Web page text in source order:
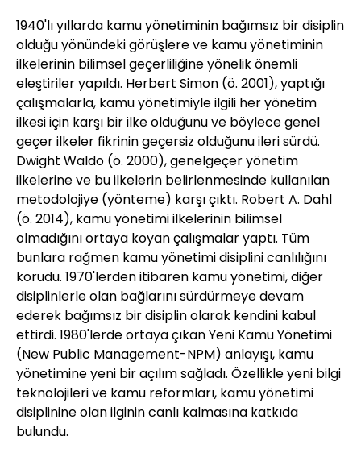
1940'lı yıllarda kamu yönetiminin bağımsız bir disiplin
olduğu yönündeki görüşlere ve kamu yönetiminin
ilkelerinin bilimsel geçerliliğine yönelik önemli
eleştiriler yapıldı. Herbert Simon (ö. 2001), yaptığı
çalışmalarla, kamu yönetimiyle ilgili her yönetim
ilkesi için karşı bir ilke olduğunu ve böylece genel
geçer ilkeler fikrinin geçersiz olduğunu ileri sürdü.
Dwight Waldo (ö. 2000), genelgeçer yönetim
ilkelerine ve bu ilkelerin belirlenmesinde kullanılan
metodolojiye (yönteme) karşı çıktı. Robert A. Dahl
(ö. 2014), kamu yönetimi ilkelerinin bilimsel
olmadığını ortaya koyan çalışmalar yaptı. Tüm
bunlara rağmen kamu yönetimi disiplini canlılığını
korudu. 1970'lerden itibaren kamu yönetimi, diğer
disiplinlerle olan bağlarını sürdürmeye devam
ederek bağımsız bir disiplin olarak kendini kabul
ettirdi. 1980'lerde ortaya çıkan Yeni Kamu Yönetimi
(New Public Management-NPM) anlayışı, kamu
yönetimine yeni bir açılım sağladı. Özellikle yeni bilgi
teknolojileri ve kamu reformları, kamu yönetimi
disiplinine olan ilginin canlı kalmasına katkıda
bulundu.